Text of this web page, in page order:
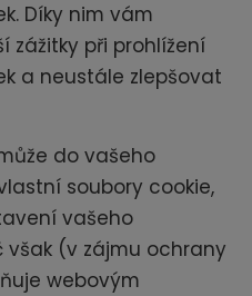
Díky nim vám
zážitky při prohlížení
a neustále zlepšovat
do vašeho
soubory cookie,
vašeho
však (v zájmu ochrany
webovým